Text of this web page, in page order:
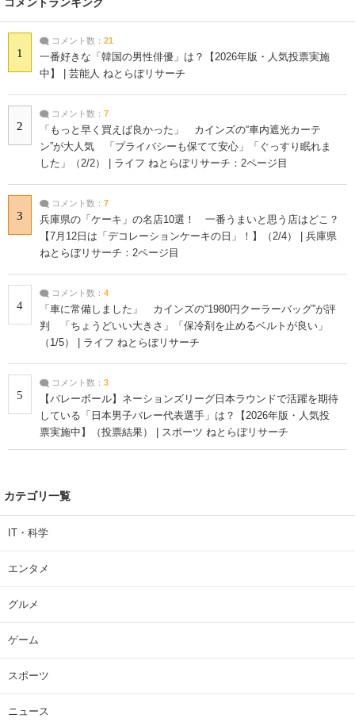
1
コメント数： 21
一番好きな「韓国の男性俳優」は？【2026年版・人気投票実施
中】 | 芸能人 ねとらぼリサーチ
2
コメント数： 7
「もっと早く買えば良かった」 カインズの“車内遮光カーテ
ン”が大人気 「プライバシーも保てて安心」「ぐっすり眠れま
した」（2/2） | ライフ ねとらぼリサーチ：2ページ目
3
コメント数： 7
兵庫県の「ケーキ」の名店10選！ 一番うまいと思う店はどこ？
【7月12日は「デコレーションケーキの日」！】（2/4） | 兵庫県
ねとらぼリサーチ：2ページ目
4
コメント数： 4
「車に常備しました」 カインズの“1980円クーラーバッグ”が評
判 「ちょうどいい大きさ」「保冷剤を止めるベルトが良い」
（1/5） | ライフ ねとらぼリサーチ
5
コメント数： 3
【バレーボール】ネーションズリーグ日本ラウンドで活躍を期待
している「日本男子バレー代表選手」は？【2026年版・人気投
票実施中】（投票結果） | スポーツ ねとらぼリサーチ
カテゴリ一覧
IT・科学
エンタメ
グルメ
ゲーム
スポーツ
ニュース